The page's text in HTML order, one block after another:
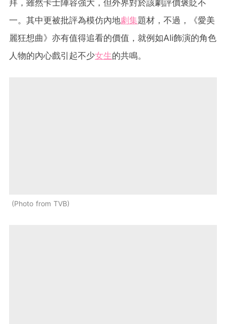
拜，雖然卡士陣容強大，但外界對於該劇評價褒貶不
一。其中更被批評為模仿內地劇集題材，不過，《愛美
麗狂想曲》亦有值得追看的價值，就例如Ali飾演的角色
人物的內心戲引起不少女生的共鳴。
Photo from TVB